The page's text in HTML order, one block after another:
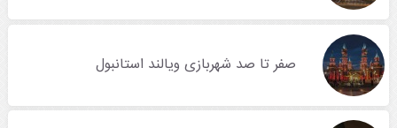
صفر تا صد شهربازی ویالند استانبول